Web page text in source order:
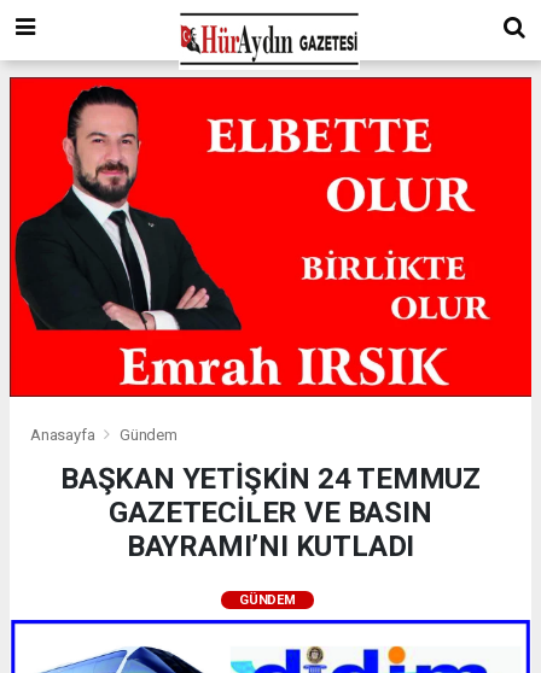
Anasayfa Gündem
BAŞKAN YETİŞKİN 24 TEMMUZ
GAZETECİLER VE BASIN
BAYRAMI’NI KUTLADI
GÜNDEM